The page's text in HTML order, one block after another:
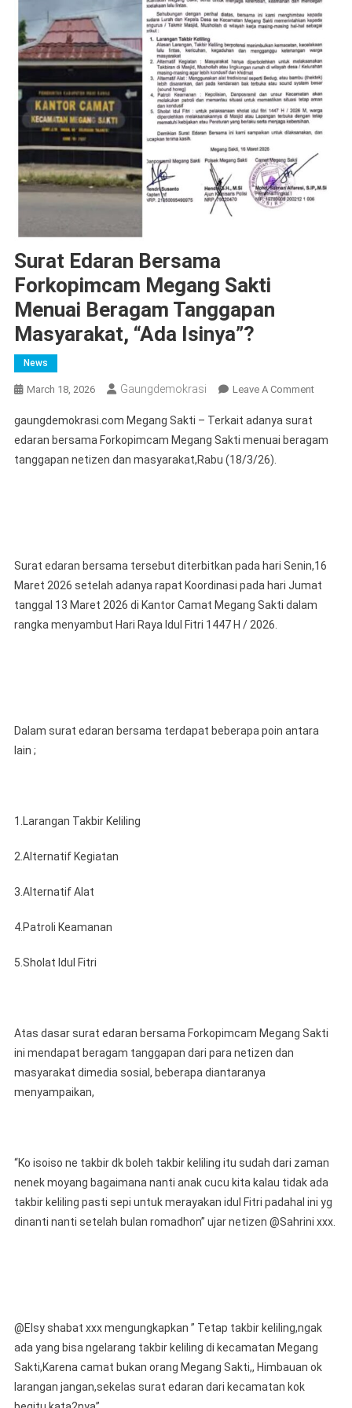
Surat Edaran Bersama
Forkopimcam Megang Sakti
Menuai Beragam Tanggapan
Masyarakat, “Ada Isinya”?
News
March 18, 2026 Gaungdemokrasi Leave A CommentOn
“Ada
Isinya”?
gaungdemokrasi.com Megang Sakti – Terkait adanya surat
edaran bersama Forkopimcam Megang Sakti menuai beragam
tanggapan netizen dan masyarakat,Rabu (18/3/26).
Surat edaran bersama tersebut diterbitkan pada hari Senin,16
Maret 2026 setelah adanya rapat Koordinasi pada hari Jumat
tanggal 13 Maret 2026 di Kantor Camat Megang Sakti dalam
rangka menyambut Hari Raya Idul Fitri 1447 H / 2026.
Dalam surat edaran bersama terdapat beberapa poin antara
lain ;
1.Larangan Takbir Keliling
2.Alternatif Kegiatan
3.Alternatif Alat
4.Patroli Keamanan
5.Sholat Idul Fitri
Atas dasar surat edaran bersama Forkopimcam Megang Sakti
ini mendapat beragam tanggapan dari para netizen dan
masyarakat dimedia sosial, beberapa diantaranya
menyampaikan,
“Ko isoiso ne takbir dk boleh takbir keliling itu sudah dari zaman
nenek moyang bagaimana nanti anak cucu kita kalau tidak ada
takbir keliling pasti sepi untuk merayakan idul Fitri padahal ini yg
dinanti nanti setelah bulan romadhon” ujar netizen @Sahrini xxx.
@Elsy shabat xxx mengungkapkan ” Tetap takbir keliling,ngak
ada yang bisa ngelarang takbir keliling di kecamatan Megang
Sakti,Karena camat bukan orang Megang Sakti,, Himbauan ok
larangan jangan,sekelas surat edaran dari kecamatan kok